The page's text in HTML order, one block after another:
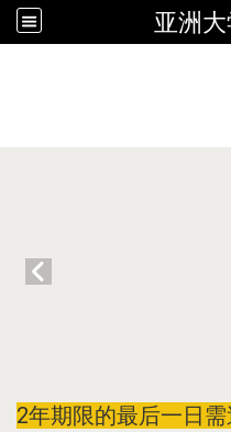
亚洲
2年期限的最后一日